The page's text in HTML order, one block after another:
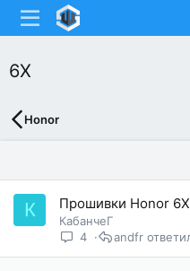
6X
Honor
К Прошивки Honor 6X
КабанчеГ
4
andfr